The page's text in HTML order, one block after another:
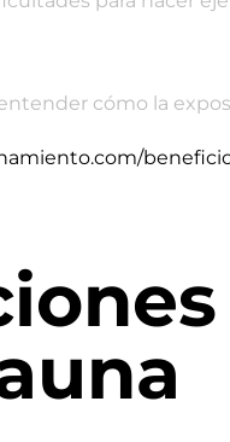
cómo la